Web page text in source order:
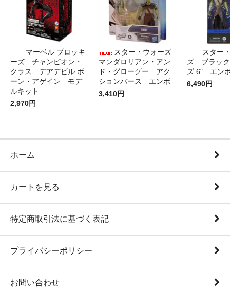
マーベル ブロッキ
ーズ チャンピオン・
クラス デアデビル ボ
ーン・アゲイン モデ
ルキット
2,970円
スター・ウォーズ
マンダロリアン・アン
ド・グローグー アク
ションバース エンボ
3,410円
スター
ズ ブラック
ズ 6" エン
6,490円
ホーム
カートを見る
特定商取引法に基づく表記
プライバシーポリシー
お問い合わせ